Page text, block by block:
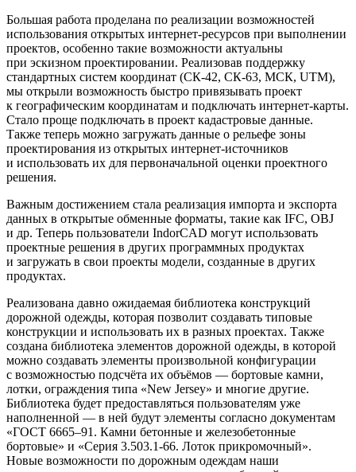
Большая работа проделана по реализации возможностей
использования открытых интернет-ресурсов при выполнении
проектов, особенно такие возможности актуальны
при эскизном проектировании. Реализовав поддержку
стандартных систем координат (СК-42, СК-63, МСК, UTM),
мы открыли возможность быстро привязывать проект
к географическим координатам и подключать интернет-карты.
Стало проще подключать в проект кадастровые данные.
Также теперь можно загружать данные о рельефе зоны
проектирования из открытых интернет-источников
и использовать их для первоначальной оценки проектного
решения.
Важным достижением стала реализация импорта и экспорта
данных в открытые обменные форматы, такие как IFC, OBJ
и др. Теперь пользователи IndorCAD могут использовать
проектные решения в других программных продуктах
и загружать в свои проекты модели, созданные в других
продуктах.
Реализована давно ожидаемая библиотека конструкций
дорожной одежды, которая позволит создавать типовые
конструкции и использовать их в разных проектах. Также
создана библиотека элементов дорожной одежды, в которой
можно создавать элементы произвольной конфигурации
с возможностью подсчёта их объёмов — бортовые камни,
лотки, ограждения типа «New Jersey» и многие другие.
Библиотека будет предоставляться пользователям уже
наполненной — в ней будут элементы согласно документам
«ГОСТ 6665–91. Камни бетонные и железобетонные
бортовые» и «Серия 3.503.1-66. Лоток прикромочный».
Новые возможности по дорожным одеждам наши